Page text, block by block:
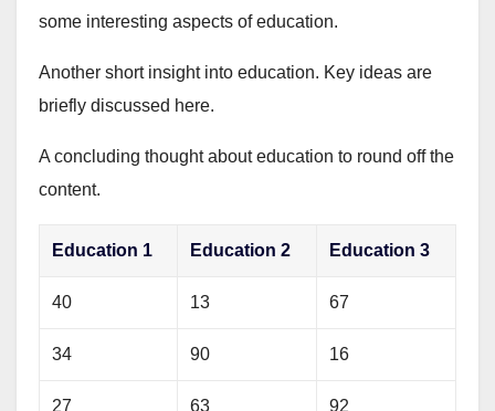
some interesting aspects of education.
Another short insight into education. Key ideas are
briefly discussed here.
A concluding thought about education to round off the
content.
Education 1 Education 2 Education 3
40 13 67
34 90 16
27 63 92